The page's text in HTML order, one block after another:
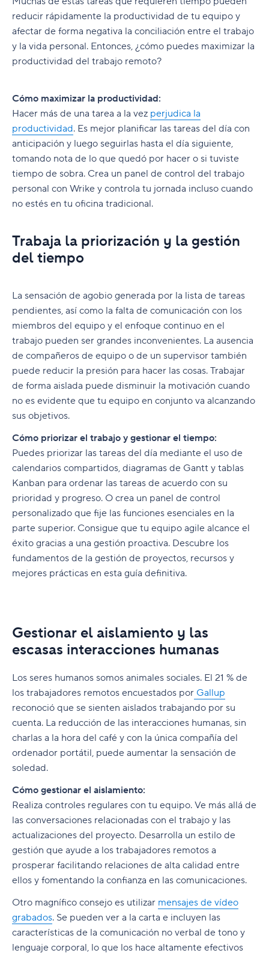
reducir rápidamente la productividad de tu equipo y
afectar de forma negativa la conciliación entre el trabajo
y la vida personal. Entonces, ¿cómo puedes maximizar la
productividad del trabajo remoto?
Cómo maximizar la productividad:
Hacer más de una tarea a la vez perjudica la
productividad. Es mejor planificar las tareas del día con
anticipación y luego seguirlas hasta el día siguiente,
tomando nota de lo que quedó por hacer o si tuviste
tiempo de sobra. Crea un panel de control del trabajo
personal con Wrike y controla tu jornada incluso cuando
no estés en tu oficina tradicional.
Trabaja la priorización y la gestión
del tiempo
La sensación de agobio generada por la lista de tareas
pendientes, así como la falta de comunicación con los
miembros del equipo y el enfoque continuo en el
trabajo pueden ser grandes inconvenientes. La ausencia
de compañeros de equipo o de un supervisor también
puede reducir la presión para hacer las cosas. Trabajar
de forma aislada puede disminuir la motivación cuando
no es evidente que tu equipo en conjunto va alcanzando
sus objetivos.
Cómo priorizar el trabajo y gestionar el tiempo:
Puedes priorizar las tareas del día mediante el uso de
calendarios compartidos, diagramas de Gantt y tablas
Kanban para ordenar las tareas de acuerdo con su
prioridad y progreso. O crea un panel de control
personalizado que fije las funciones esenciales en la
parte superior. Consigue que tu equipo agile alcance el
éxito gracias a una gestión proactiva. Descubre los
fundamentos de la gestión de proyectos, recursos y
mejores prácticas en esta guía definitiva.
Gestionar el aislamiento y las
escasas interacciones humanas
Los seres humanos somos animales sociales. El 21 % de
los trabajadores remotos encuestados por Gallup
reconoció que se sienten aislados trabajando por su
cuenta. La reducción de las interacciones humanas, sin
charlas a la hora del café y con la única compañía del
ordenador portátil, puede aumentar la sensación de
soledad.
Cómo gestionar el aislamiento:
Realiza controles regulares con tu equipo. Ve más allá de
las conversaciones relacionadas con el trabajo y las
actualizaciones del proyecto. Desarrolla un estilo de
gestión que ayude a los trabajadores remotos a
prosperar facilitando relaciones de alta calidad entre
ellos y fomentando la confianza en las comunicaciones.
Otro magnífico consejo es utilizar mensajes de vídeo
grabados. Se pueden ver a la carta e incluyen las
características de la comunicación no verbal de tono y
lenguaje corporal, lo que los hace altamente efectivos